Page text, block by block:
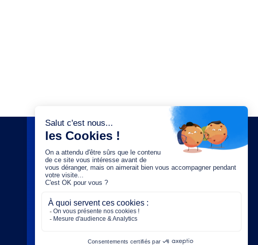
Saisissez votre adresse e-mail :
Rejoignez-nous :